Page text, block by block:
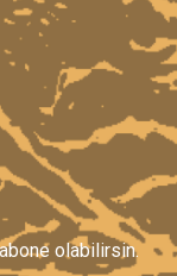
olabilirsin.